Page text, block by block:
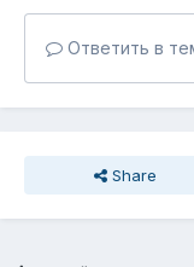
Ответить в
Share